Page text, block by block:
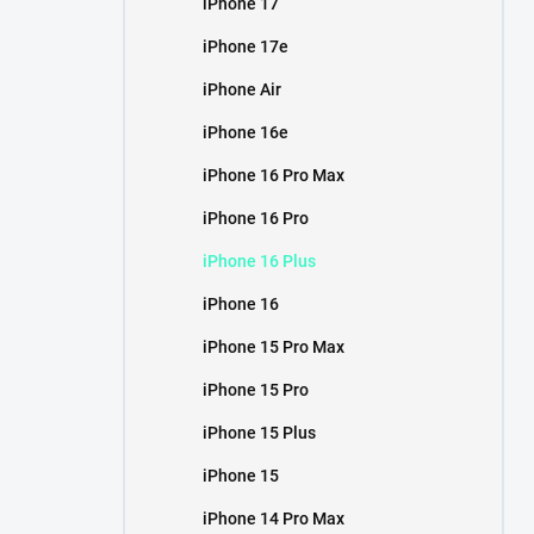
iPhone 17e
iPhone Air
iPhone 16e
iPhone 16 Pro Max
iPhone 16 Pro
iPhone 16 Plus
iPhone 16
iPhone 15 Pro Max
iPhone 15 Pro
iPhone 15 Plus
iPhone 15
iPhone 14 Pro Max